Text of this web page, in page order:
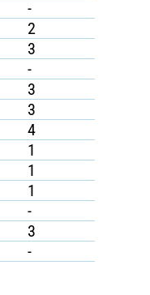
-
2
3
-
3
3
4
1
1
1
-
3
-